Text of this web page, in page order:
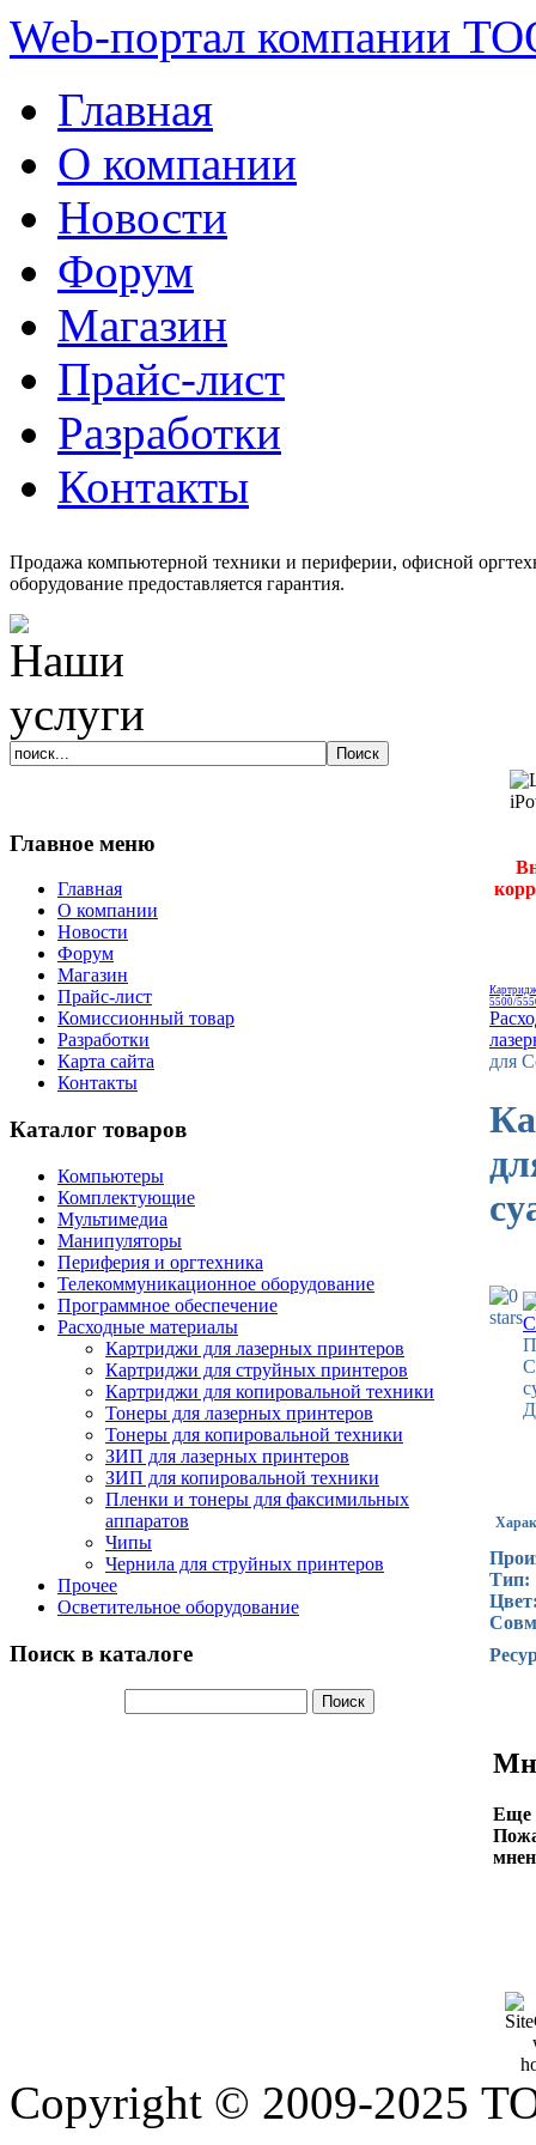
Web-портал компании
Главная
О компании
Новости
Форум
Магазин
Прайс-лист
Разработки
Контакты
Продажа компьютерной техники и периферии, офисной
оборудование предоставляется гарантия.
Главное меню
Главная
О компании
Новости
Форум
Магазин
Прайс-лист
Комиссионный товар
Разработки
Карта сайта
Контакты
Каталог товаров
Компьютеры
Комплектующие
Мультимедиа
Манипуляторы
Периферия и оргтехника
Телекоммуникационное оборудование
Программное обеспечение
Расходные материалы
Картриджи для лазерных принтеров
Картриджи для струйных принтеров
Картриджи для копировальной техники
Тонеры для лазерных принтеров
Тонеры для копировальной техники
ЗИП для лазерных принтеров
ЗИП для копировальной техники
Пленки и тонеры для факсимильных
аппаратов
Чипы
Чернила для струйных принтеров
Прочее
Осветительное оборудование
Поиск в каталоге
5500/
для
Тип:
Еще
Copyright © 2009-2025